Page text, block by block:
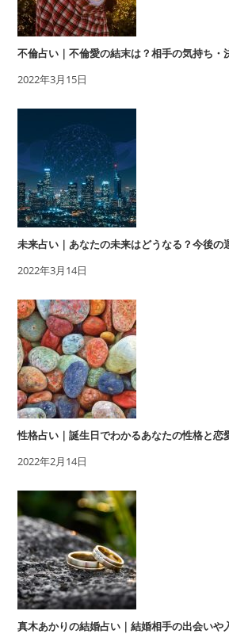
不倫占い｜不倫愛の結末は？相手の気持ち・
2022年3月15日
未来占い｜あなたの未来はどうなる？今後の
2022年3月14日
性格占い｜誕生日でわかるあなたの性格と恋
2022年2月14日
真木あかりの結婚占い｜結婚相手の出会いや